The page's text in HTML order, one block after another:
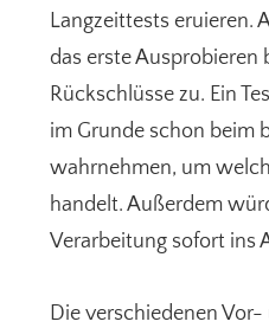
Langzeittests eruieren.
das erste Ausprobieren
Rückschlüsse zu. Ein
im Grunde schon beim
wahrnehmen, um
handelt. Außerdem
Verarbeitung sofort ins
Die verschiedenen